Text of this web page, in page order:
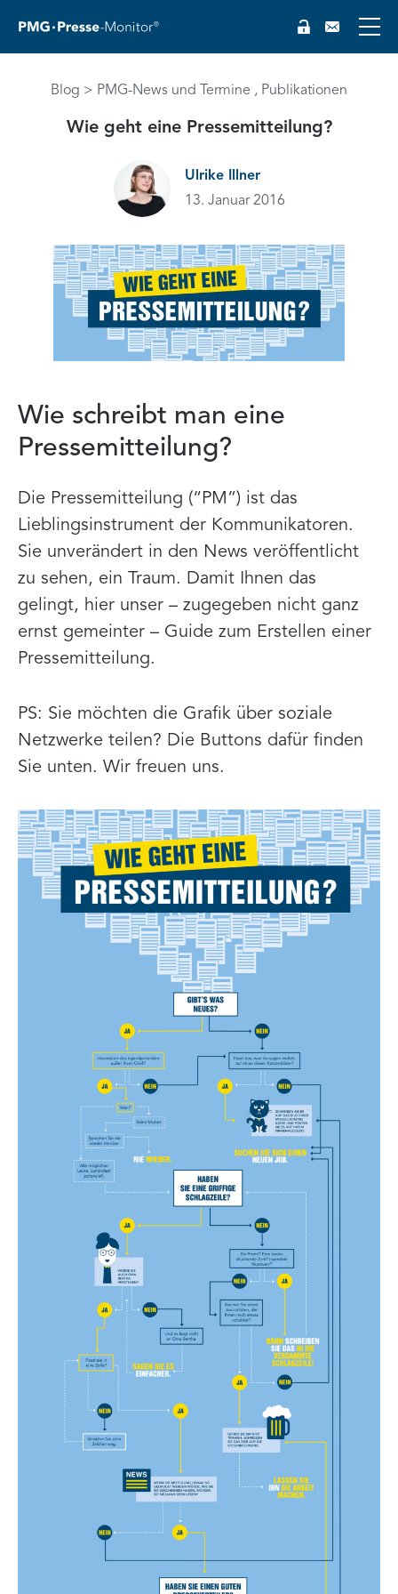
EN
Blog PMG-News und Termine Publikationen
Wie geht eine Pressemitteilung?
Ulrike Illner
13. Januar 2016
Wie schreibt man eine
Pressemitteilung?
Die Pressemitteilung (“PM”) ist das
Lieblingsinstrument der Kommunikatoren.
Sie unverändert in den News veröffentlicht
zu sehen, ein Traum. Damit Ihnen das
gelingt, hier unser – zugegeben nicht ganz
ernst gemeinter – Guide zum Erstellen einer
Pressemitteilung.
PS: Sie möchten die Grafik über soziale
Netzwerke teilen? Die Buttons dafür finden
Sie unten. Wir freuen uns.